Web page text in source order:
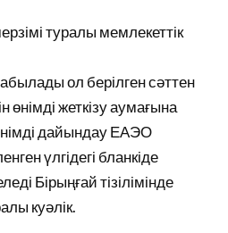
туралы мемлекеттік
ол берілген сәттен
өнімді жеткізу аумағына
дайындау ЕАЭО
үлгідегі бланкіде
Бірыңғай тізілімінде
куәлік.